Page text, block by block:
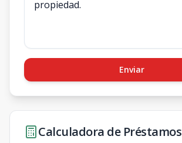
Enviar
Calculadora de Préstamos